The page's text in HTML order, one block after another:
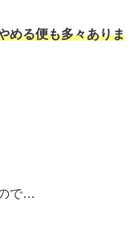
める便も多々ありま
で…